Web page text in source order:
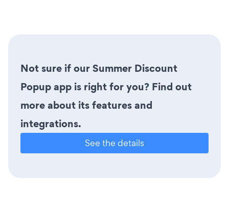
Not sure if our Summer Discount
Popup app is right for you? Find out
more about its features and
integrations.
See the details